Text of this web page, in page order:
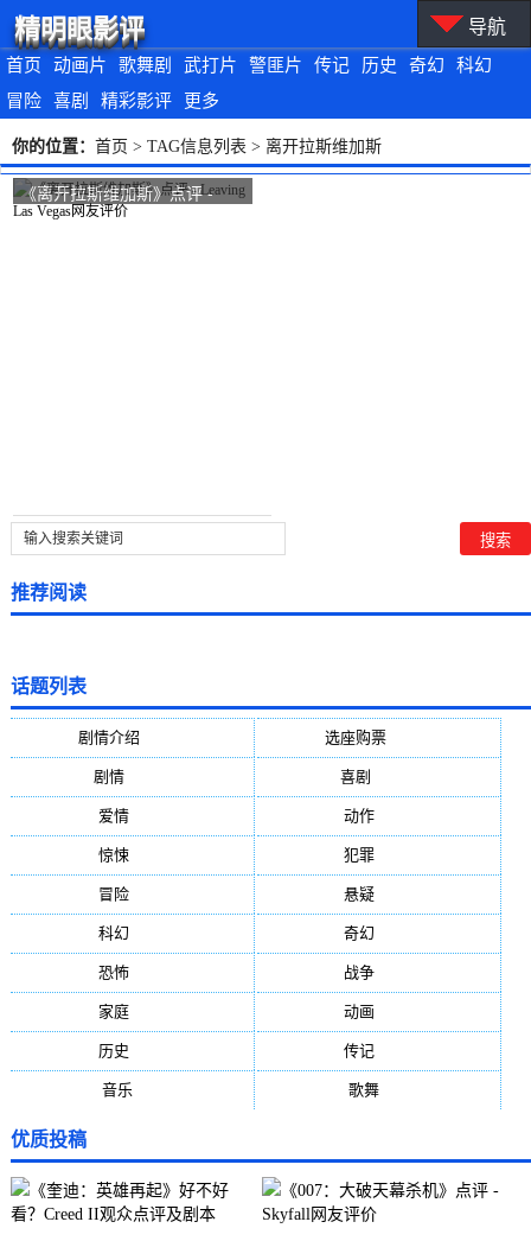
首页 动画片 歌舞剧 武打片 警匪片 传记 历史 奇幻
科幻
冒险
喜剧 精彩影评 更多
精明眼影评 导航
你的位置： 首页 > TAG信息列表 > 离开拉斯维加斯
《离开拉斯维加斯》点评 -
Leaving Las Vegas网友评价
推荐阅读
话题列表
剧情介绍 选座购票(5388)
剧情 喜剧
爱情(887) 动作
惊悚(648) 犯罪
冒险(377) 悬疑
科幻 奇幻
恐怖(236) 战争
家庭(195) 动画
历史 传记
音乐 歌舞(81)
优质投稿